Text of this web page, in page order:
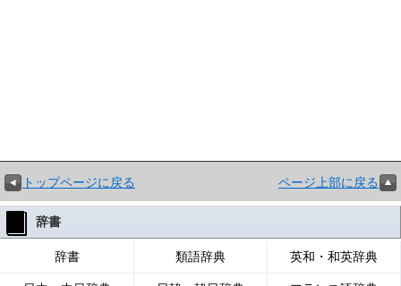
トップページに戻る ページ上部に戻る
辞書
辞書 類語辞典 英和・和英辞典